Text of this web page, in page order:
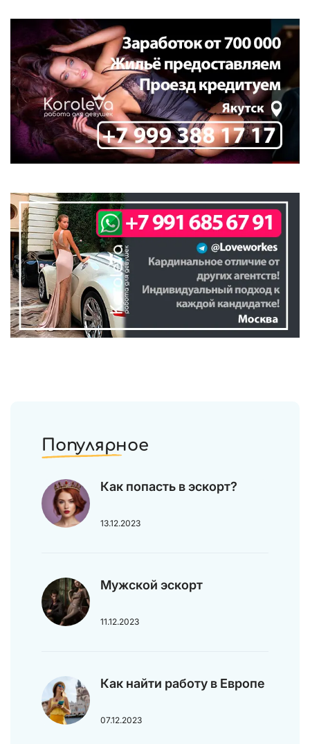
Популярное
Как попасть в эскорт?
13.12.2023
Мужской эскорт
11.12.2023
Как найти работу в Европе
07.12.2023